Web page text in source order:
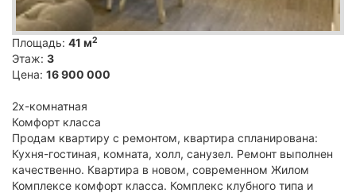
Площадь: 41 м2
Этаж: 3
Цена: 16 900 000
2х-комнатная
Комфорт класса
Продам квартиру с ремонтом, квартира спланирована:
Кухня-гостиная, комната, холл, санузел. Ремонт выполнен
качественно. Квартира в новом, современном Жилом
Комплексе комфорт класса. Комплекс клубного типа и